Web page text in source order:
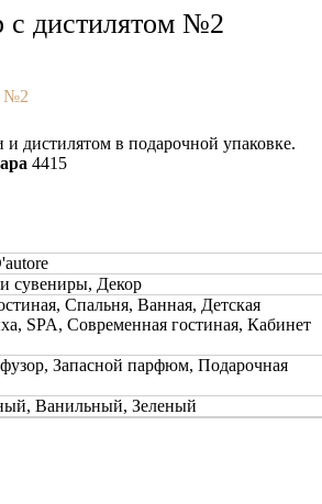
с дистилятом №2
дистилятом в подарочной упаковке.
4415
сувениры, Декор
Спальня, Ванная, Детская
SPA, Современная гостиная, Кабинет
Запасной парфюм, Подарочная
Ванильный, Зеленый